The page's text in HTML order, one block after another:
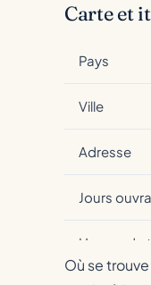
Carte et
Pays
Ville
Adresse
Jours
Heures de
Où se